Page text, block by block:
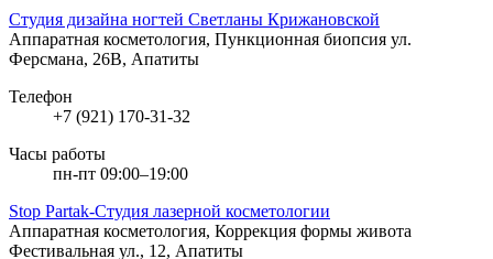
Студия дизайна ногтей Светланы Крижановской
Аппаратная косметология, Пункционная биопсия ул.
Ферсмана, 26В, Апатиты
Телефон
+7 (921) 170-31-32
Часы работы
пн-пт 09:00–19:00
Stop Partak-Студия лазерной косметологии
Аппаратная косметология, Коррекция формы живота
Фестивальная ул., 12, Апатиты